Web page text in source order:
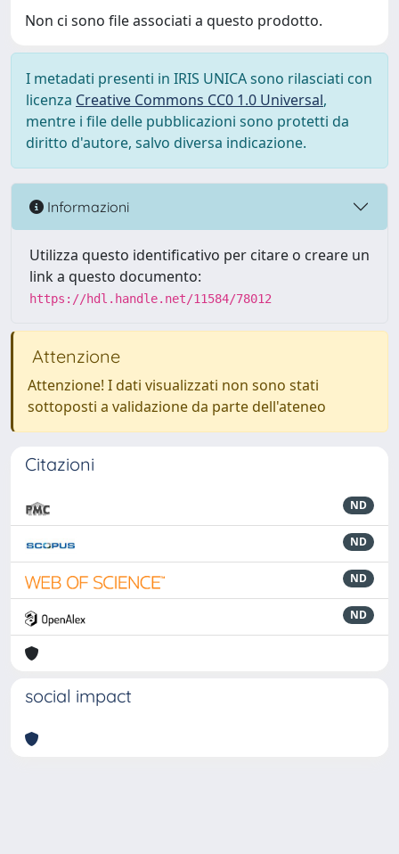
Non ci sono file associati a questo prodotto.
I metadati presenti in IRIS UNICA sono rilasciati con
licenza Creative Commons CC0 1.0 Universal,
mentre i file delle pubblicazioni sono protetti da
diritto d'autore, salvo diversa indicazione.
Informazioni
Utilizza questo identificativo per citare o creare un
link a questo documento:
https://hdl.handle.net/11584/78012
Attenzione
Attenzione! I dati visualizzati non sono stati
sottoposti a validazione da parte dell'ateneo
Citazioni
ND
ND
ND
ND
social impact